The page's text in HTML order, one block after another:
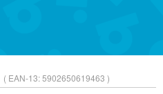
( EAN-13:5902650619463 )